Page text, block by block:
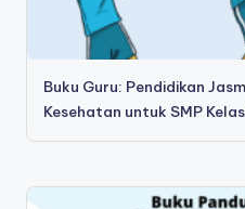
Buku Guru: Pendidikan
Kesehatan untuk SMP